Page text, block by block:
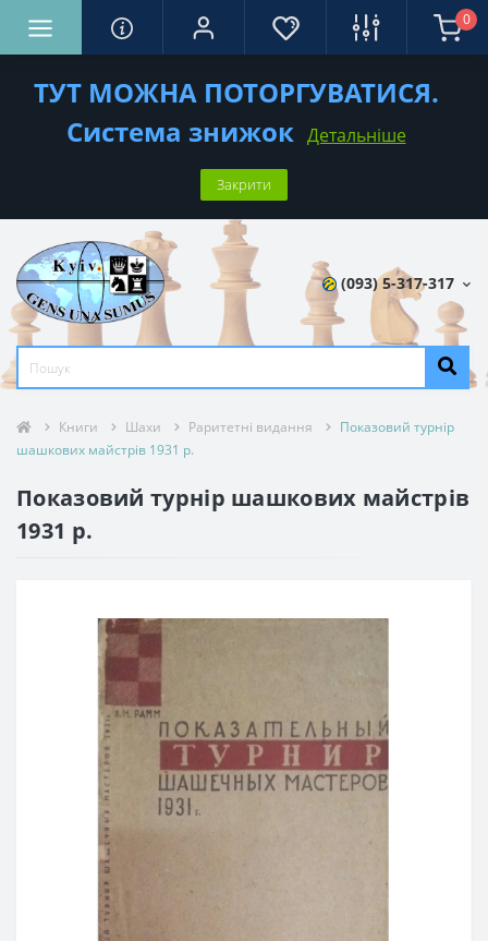
ТУТ МОЖНА ПОТОРГУВАТИСЯ.
Система знижок Детальніше
Закрити
0
(093) 5-317-317
Книги Шахи Раритетні видання
Показовий турнір
шашкових майстрів 1931 р.
Показовий турнір шашкових майстрів
1931 р.